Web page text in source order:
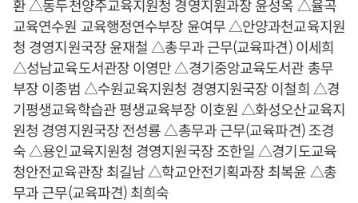
환 △동두천양주교육지원청 경영지원과장 윤성옥 △율곡
교육연수원 교육행정연수부장 윤여무 △안양과천교육지원
청 경영지원국장 윤재철 △총무과 근무(교육파견) 이세희
△성남교육도서관장 이영만 △경기중앙교육도서관 총무
부장 이종범 △수원교육지원청 경영지원국장 이철희 △경
기평생교육학습관 평생교육부장 이호원 △화성오산교육지
원청 경영지원국장 전성룡 △총무과 근무(교육파견) 조경
숙 △용인교육지원청 경영지원국장 조한일 △경기도교육
청안전교육관장 최길남 △학교안전기획과장 최복윤 △총
무과 근무(교육파견) 최희숙